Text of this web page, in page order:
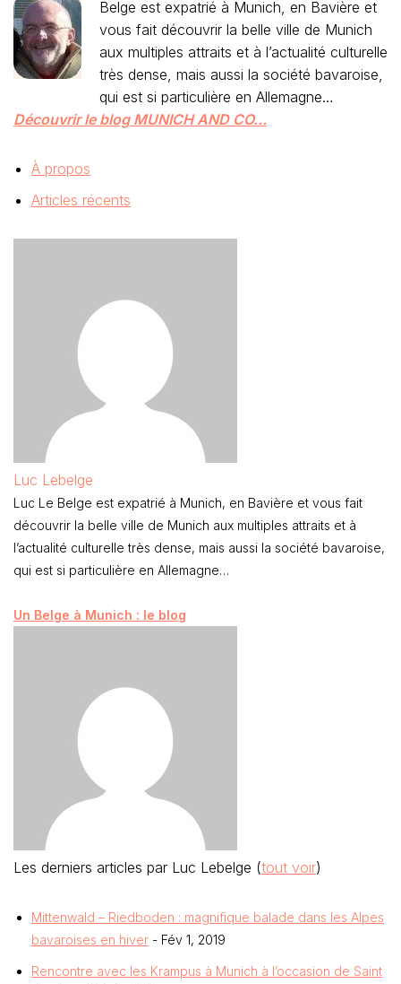
Belge est expatrié à Munich, en Bavière et
vous fait découvrir la belle ville de Munich
aux multiples attraits et à l’actualité culturelle
très dense, mais aussi la société bavaroise,
qui est si particulière en Allemagne…
Découvrir le blog MUNICH AND CO…
À propos
Articles récents
Luc Lebelge
Luc Le Belge est expatrié à Munich, en Bavière et vous fait
découvrir la belle ville de Munich aux multiples attraits et à
l’actualité culturelle très dense, mais aussi la société bavaroise,
qui est si particulière en Allemagne…
Un Belge à Munich : le blog
Les derniers articles par Luc Lebelge (tout voir)
Mittenwald – Riedboden : magnifique balade dans les Alpes
bavaroises en hiver - Fév 1, 2019
Rencontre avec les Krampus à Munich à l’occasion de Saint